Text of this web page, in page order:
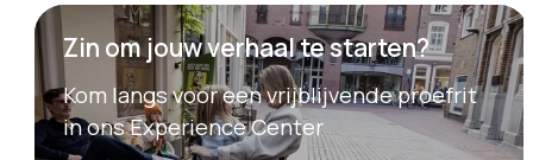
Zin om jouw verhaal te starten?
Kom langs voor een vrijblijvende proefrit
in ons Experience Center